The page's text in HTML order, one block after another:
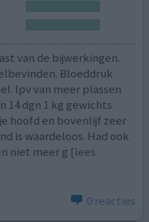
van de bijwerkingen.
Bloeddruk
Ipv van meer plassen
14 dgn 1 kg gewichts
hoofd en bovenlijf zeer
is waardeloos. Had ook
niet meer g [lees
0 reacties